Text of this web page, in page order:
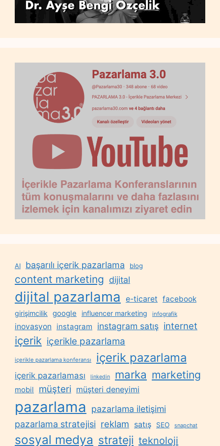
AI başarılı içerik pazarlama blog
content marketing dijital
dijital pazarlama e-ticaret facebook
girişimcilik google influencer marketing infografik
inovasyon instagram instagram satış internet
içerik içerikle pazarlama
içerikle pazarlama konferansı içerik pazarlama
içerik pazarlaması linkedin marka marketing
mobil müşteri müşteri deneyimi
pazarlama
pazarlama iletişimi
pazarlama stratejisi reklam satış SEO snapchat
sosyal medya strateji teknoloji